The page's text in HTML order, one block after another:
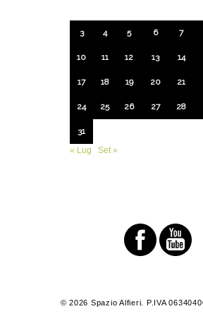
3 4 5 6 7
10 11 12 13 14
17 18 19 20 21
24 25 26 27 28
31
« Lug
Set »
© 2026 Spazio Alfieri. P.IVA